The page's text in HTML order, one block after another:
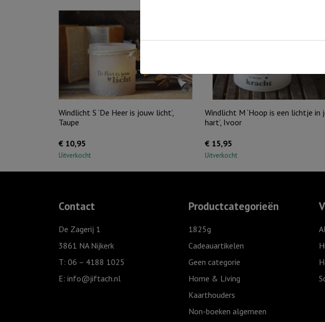
Windlicht S ‘De Heer is jouw licht’,
Taupe
€ 10,95
Uitverkocht
Windlicht M ‘Hoop is een lichtje in
hart’, Ivoor
€ 15,95
Uitverkocht
Contact
De Zagerij 1
3861 NA Nijkerk
T: 06 – 4188 1025
E: info@jiftach.nl
Productcategorieën
1825g
Cadeauartikelen
Geen categorie
Home & Living
Kaarthouders
Non-boeken algemeen